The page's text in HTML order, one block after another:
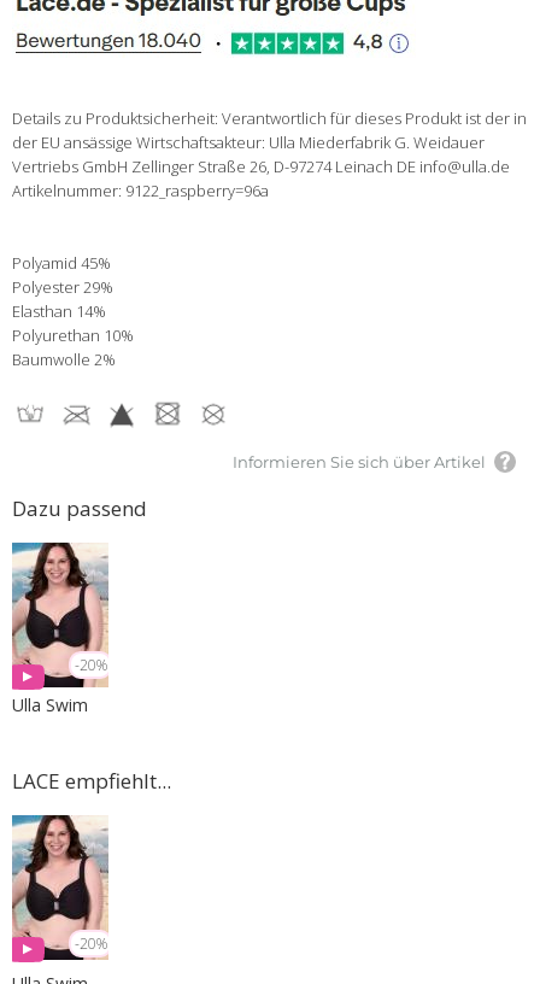
Details zu Produktsicherheit: Verantwortlich für dieses Produkt ist der in
der EU ansässige Wirtschaftsakteur: Ulla Miederfabrik G. Weidauer
Vertriebs GmbH Zellinger Straße 26, D-97274 Leinach DE info@ulla.de
Artikelnummer: 9122_raspberry=96a
Polyamid 45%
Polyester 29%
Elasthan 14%
Polyurethan 10%
Baumwolle 2%
Informieren Sie sich über Artikel
Dazu passend
-20%
Ulla Swim
LACE empfiehlt...
-20%